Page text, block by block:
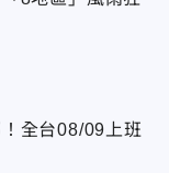
全台08/09上班